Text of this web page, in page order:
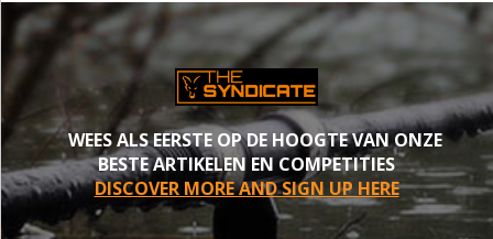
WEES ALS EERSTE OP DE HOOGTE VAN ONZE
BESTE ARTIKELEN EN COMPETITIES
DISCOVER MORE AND SIGN UP HERE